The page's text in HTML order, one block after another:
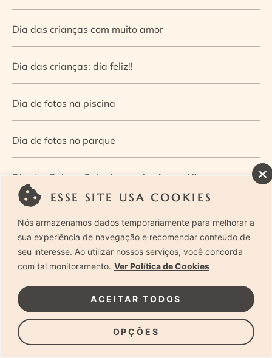
ESSE SITE USA COOKIES
Nós armazenamos dados temporariamente para melhorar a
sua experiência de navegação e recomendar conteúdo de
seu interesse. Ao utilizar nossos serviços, você concorda
com tal monitoramento. Ver Política de Cookies
OPÇÕES
ACEITAR TODOS
Dia das crianças com muito amor
Dia das crianças: dia feliz!!
Dia de fotos na piscina
Dia de fotos no parque
Dia dos Pais — Guia de ensaios fotográficos
construir a memória e a identidade da criança
Diário de uma grávida e sua pequena
Dica de especialista: como otimizar o fluxo de trabalho
no ensaio newborn?